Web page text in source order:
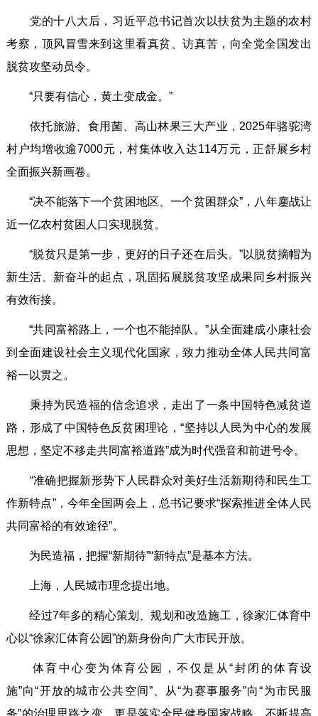
党的十八大后，习近平总书记首次以扶贫为主题的农村
考察，顶风冒雪来到这里看真贫、访真苦，向全党全国发出
脱贫攻坚动员令。
“只要有信心，黄土变成金。”
依托旅游、食用菌、高山林果三大产业，2025年骆驼湾
村户均增收逾7000元，村集体收入达114万元，正舒展乡村
全面振兴新画卷。
“决不能落下一个贫困地区、一个贫困群众”，八年鏖战让
近一亿农村贫困人口实现脱贫。
“脱贫只是第一步，更好的日子还在后头。”以脱贫摘帽为
新生活、新奋斗的起点，巩固拓展脱贫攻坚成果同乡村振兴
有效衔接。
“共同富裕路上，一个也不能掉队。”从全面建成小康社会
到全面建设社会主义现代化国家，致力推动全体人民共同富
裕一以贯之。
秉持为民造福的信念追求，走出了一条中国特色减贫道
路，形成了中国特色反贫困理论，“坚持以人民为中心的发展
思想，坚定不移走共同富裕道路”成为时代强音和前进号令。
“准确把握新形势下人民群众对美好生活新期待和民生工
作新特点”，今年全国两会上，总书记要求“探索推进全体人民
共同富裕的有效途径”。
为民造福，把握“新期待”“新特点”是基本方法。
上海，人民城市理念提出地。
经过7年多的精心策划、规划和改造施工，徐家汇体育中
心以“徐家汇体育公园”的新身份向广大市民开放。
体育中心变为体育公园，不仅是从“封闭的体育设
施”向“开放的城市公共空间”、从“为赛事服务”向“为市民服